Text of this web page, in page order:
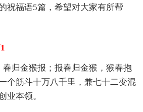
祝福语5篇，希望对大家有所帮
春归金猴报；报春归金猴，猴春抱
个筋斗十万八千里，兼七十二变混
业本领。